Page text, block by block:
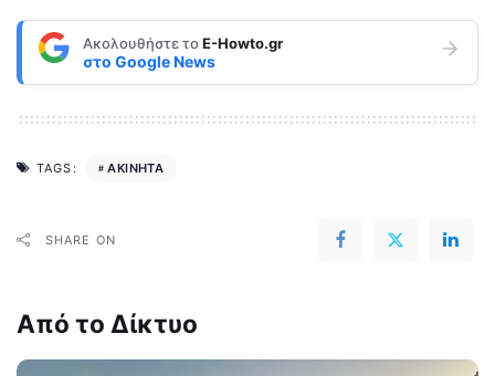
Ακολουθήστε τοE-Howto.gr
στο Google News
TAGS: ΑΚΙΝΗΤΑ
SHARE ON
Από το Δίκτυο